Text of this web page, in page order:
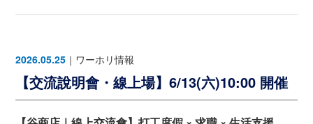
2026.05.25 ｜ ワーホリ情報
【交流說明會・線上場】6/13(六)10:00 開催